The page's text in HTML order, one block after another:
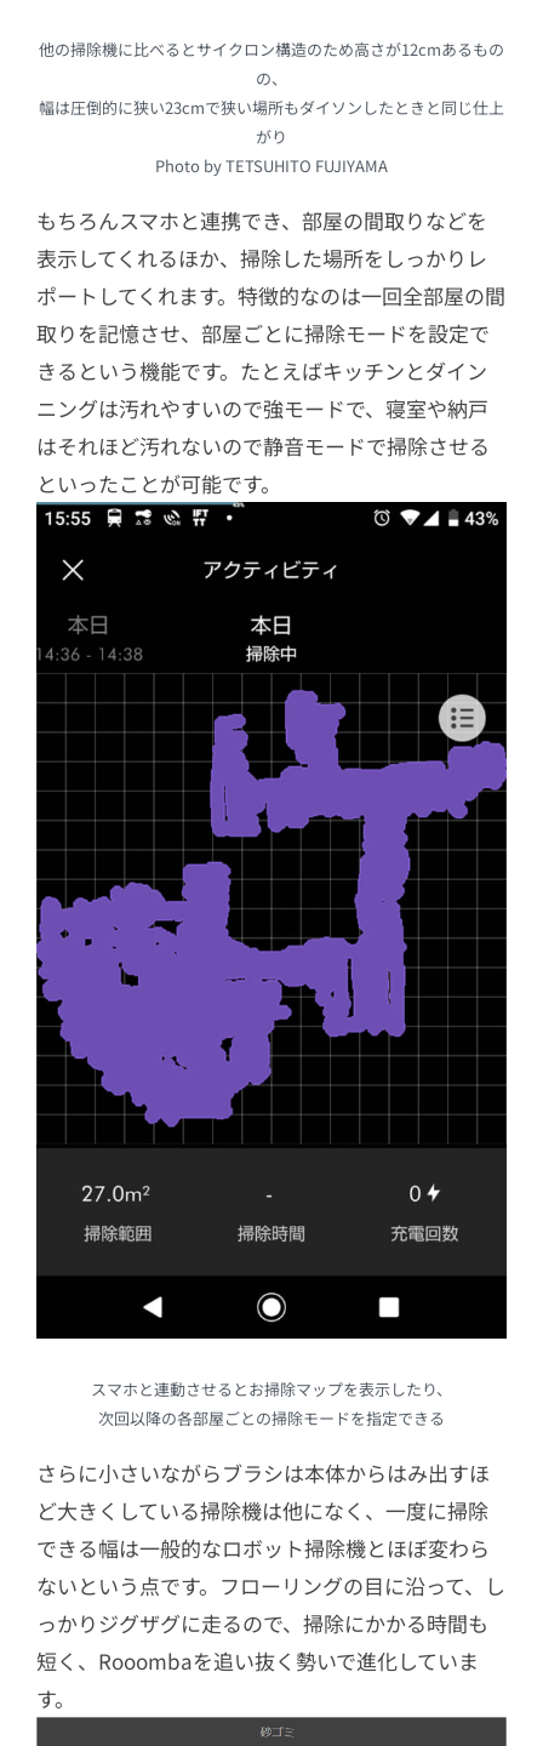
他の掃除機に比べるとサイクロン構造のため高さが12cmあるもの
の、
幅は圧倒的に狭い23cmで狭い場所もダイソンしたときと同じ仕上
がり
Photo by TETSUHITO FUJIYAMA
もちろんスマホと連携でき、部屋の間取りなどを
表示してくれるほか、掃除した場所をしっかりレ
ポートしてくれます。特徴的なのは一回全部屋の間
取りを記憶させ、部屋ごとに掃除モードを設定で
きるという機能です。たとえばキッチンとダイン
ニングは汚れやすいので強モードで、寝室や納戸
はそれほど汚れないので静音モードで掃除させる
といったことが可能です。
スマホと連動させるとお掃除マップを表示したり、
次回以降の各部屋ごとの掃除モードを指定できる
さらに小さいながらブラシは本体からはみ出すほ
ど大きくしている掃除機は他になく、一度に掃除
できる幅は一般的なロボット掃除機とほぼ変わら
ないという点です。フローリングの目に沿って、し
っかりジグザグに走るので、掃除にかかる時間も
短く、Rooombaを追い抜く勢いで進化していま
す。